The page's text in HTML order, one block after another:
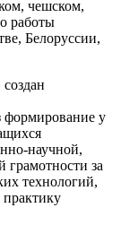
чешском,
работы
Белоруссии,
создан
формирование у
научной,
грамотности за
технологий,
практику